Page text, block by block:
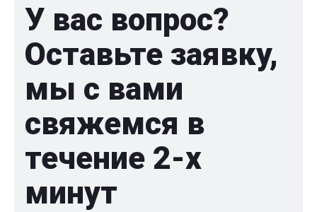
У вас вопрос?
Оставьте заявку,
мы с вами
свяжемся в
течение 2-x
минут